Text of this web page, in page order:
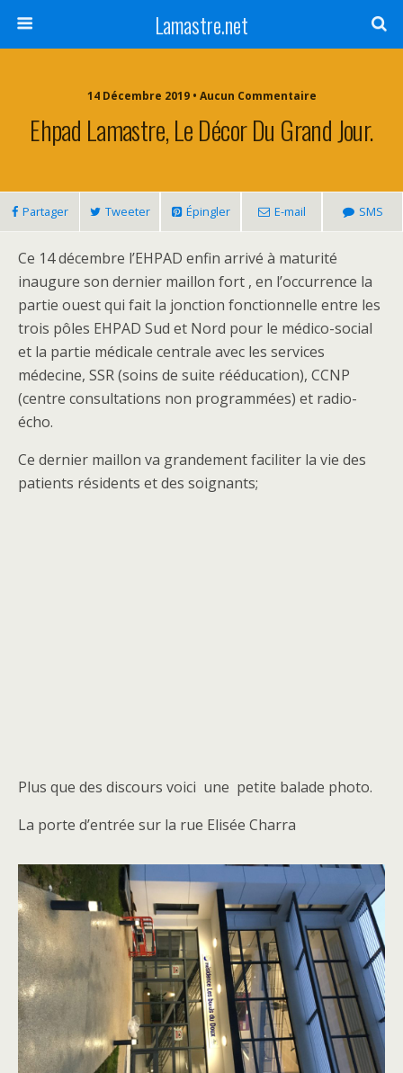
Lamastre.net
14 Décembre 2019 • Aucun Commentaire
Ehpad Lamastre, Le Décor Du Grand Jour.
Partager Tweeter Épingler E-mail SMS
Ce 14 décembre l’EHPAD enfin arrivé à maturité
inaugure son dernier maillon fort , en l’occurrence la
partie ouest qui fait la jonction fonctionnelle entre les
trois pôles EHPAD Sud et Nord pour le médico-social
et la partie médicale centrale avec les services
médecine, SSR (soins de suite rééducation), CCNP
(centre consultations non programmées) et radio-
écho.
Ce dernier maillon va grandement faciliter la vie des
patients résidents et des soignants;
Plus que des discours voici une petite balade photo.
La porte d’entrée sur la rue Elisée Charra